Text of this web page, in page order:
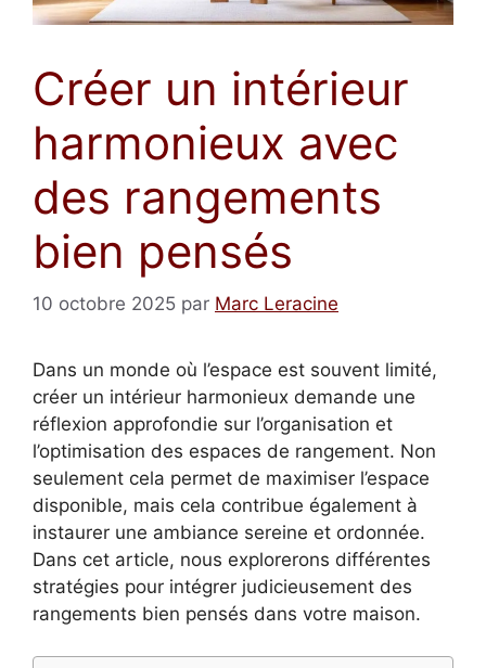
Créer un intérieur
harmonieux avec
des rangements
bien pensés
10 octobre 2025 par Marc Leracine
Dans un monde où l’espace est souvent limité,
créer un intérieur harmonieux demande une
réflexion approfondie sur l’organisation et
l’optimisation des espaces de rangement. Non
seulement cela permet de maximiser l’espace
disponible, mais cela contribue également à
instaurer une ambiance sereine et ordonnée.
Dans cet article, nous explorerons différentes
stratégies pour intégrer judicieusement des
rangements bien pensés dans votre maison.